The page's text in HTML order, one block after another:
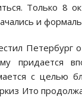
Только 8
и
придается
с целью
Ито